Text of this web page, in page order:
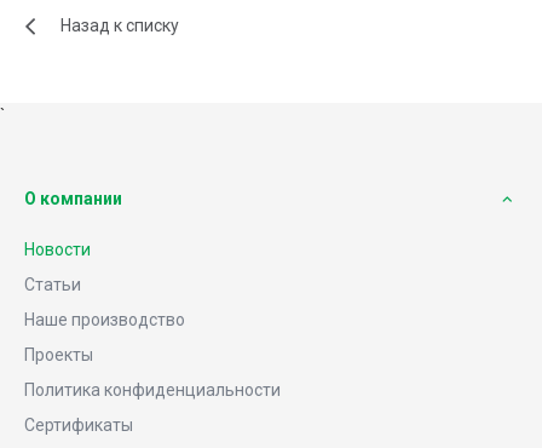
Назад к списку
`
О компании
Новости
Статьи
Наше производство
Проекты
Политика конфиденциальности
Сертификаты